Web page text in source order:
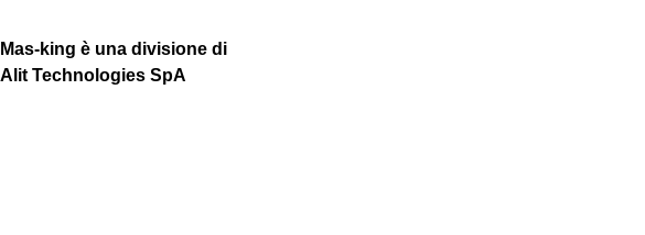
Mas-king è una divisione di
Alit Technologies SpA